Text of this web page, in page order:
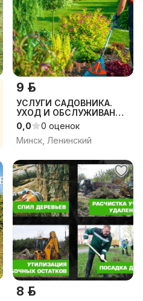
9 р.
УСЛУГИ САДОВНИКА.
УХОД И ОБСЛУЖИВАНИЕ
УЧАСТКА И САДА ..
0,0
0 оценок
Минск, Ленинский
8 р.